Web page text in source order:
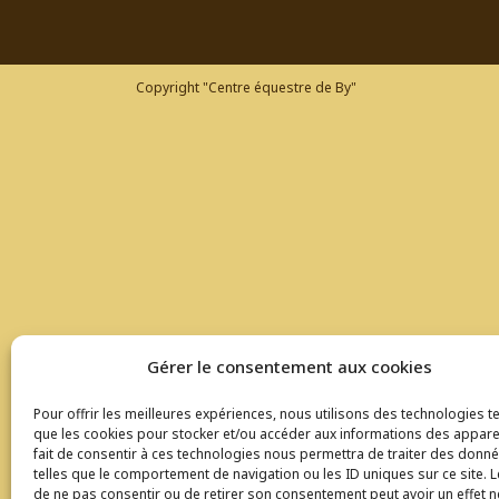
Gérer le consentement aux cookies
Pour offrir les meilleures expériences, nous utilisons des technologies
que les cookies pour stocker et/ou accéder aux informations des
fait de consentir à ces technologies nous permettra de traiter des
telles que le comportement de navigation ou les ID uniques sur ce site.
de ne pas consentir ou de retirer son consentement peut avoir un effet
Copyright "Centre équestre de By"